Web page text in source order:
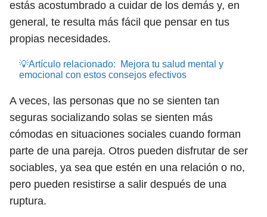
estás acostumbrado a cuidar de los demás y, en
general, te resulta más fácil que pensar en tus
propias necesidades.
💡Artículo relacionado:
Mejora tu salud mental y
emocional con estos consejos efectivos
A veces, las personas que no se sienten tan
seguras socializando solas se sienten más
cómodas en situaciones sociales cuando forman
parte de una pareja. Otros pueden disfrutar de ser
sociables, ya sea que estén en una relación o no,
pero pueden resistirse a salir después de una
ruptura.